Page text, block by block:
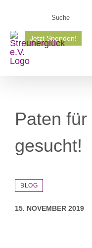
springen
Jetzt Spenden!
Paten für
gesucht!
BLOG
15. NOVEMBER 2019